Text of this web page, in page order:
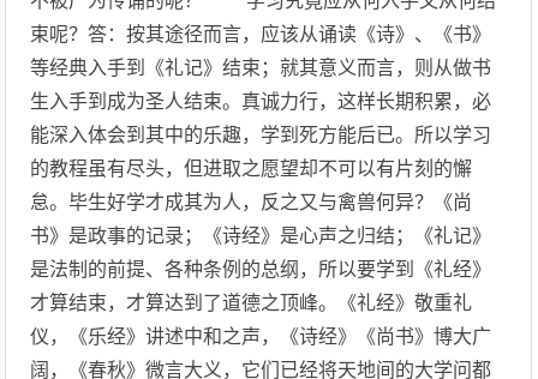
束呢？答：按其途径而言，应该从诵读《诗》、《书》
等经典入手到《礼记》结束；就其意义而言，则从做书
生入手到成为圣人结束。真诚力行，这样长期积累，必
能深入体会到其中的乐趣，学到死方能后已。所以学习
的教程虽有尽头，但进取之愿望却不可以有片刻的懈
怠。毕生好学才成其为人，反之又与禽兽何异？《尚
书》是政事的记录；《诗经》是心声之归结；《礼记》
是法制的前提、各种条例的总纲，所以要学到《礼经》
才算结束，才算达到了道德之顶峰。《礼经》敬重礼
仪，《乐经》讲述中和之声，《诗经》《尚书》博大广
阔，《春秋》微言大义，它们已经将天地间的大学问都